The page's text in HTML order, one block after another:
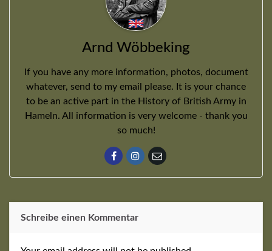
Arnd Wöbbeking
If you have any more information, photos, document
whatever, send to my email please. It is your chance
to be an active part in the History of British Army in
Hameln. All information is very welcome - thank you
so much!
Schreibe einen Kommentar